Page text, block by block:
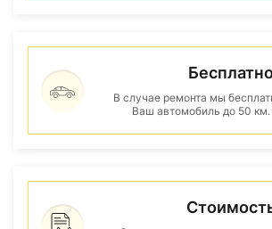
В случае ремонта мы
Ваш автомобиль до 50